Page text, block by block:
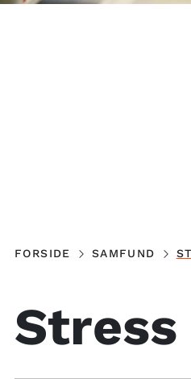
FORSIDE SAMFUND
Stress